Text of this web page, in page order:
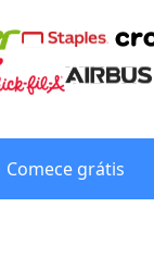
Comece grátis